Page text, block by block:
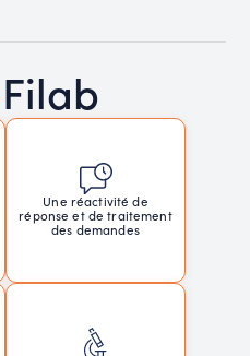
Filab
Une réactivité de
réponse et de traitement
des demandes